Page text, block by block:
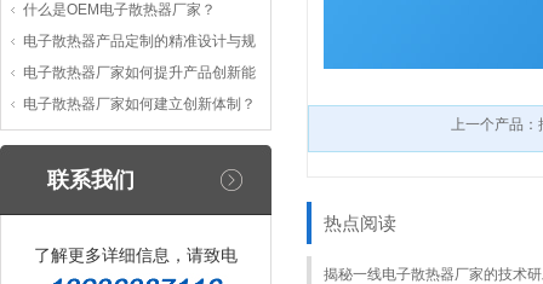
什么是OEM电子散热器厂家？
电子散热器产品定制的精准设计与规
电子散热器厂家如何提升产品创新能
电子散热器厂家如何建立创新体制？
联系我们
了解更多详细信息，请致电
上一个产品：
热点阅读
揭秘一线电子散热器厂家的技术